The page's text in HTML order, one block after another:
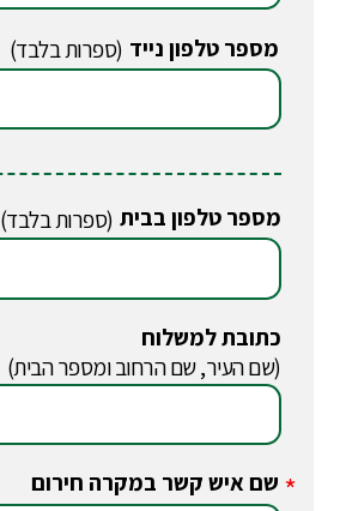
מספר טלפון נייד (ספרות בלבד)
מספר טלפון בבית (ספרות בלבד)
כתובת למשלוח
(שם העיר, שם הרחוב ומספר הבית)
* שם איש קשר במקרה חירום